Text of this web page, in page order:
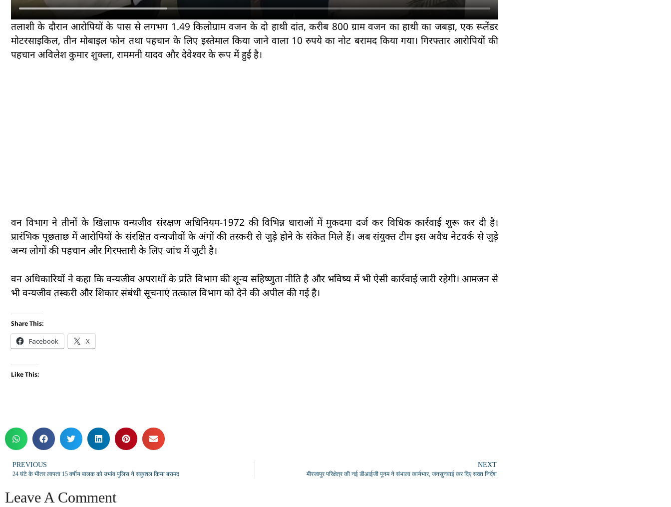
तलाशी के दौरान आरोपियों के पास से लगभग 1.49 किलोग्राम वजन के दो हाथी दांत, करीब 800 ग्राम वजन का हाथी का जबड़ा, एक स्प्लेंडर
मोटरसाइकिल, तीन मोबाइल फोन तथा पहचान के लिए इस्तेमाल किया जाने वाला 10 रुपये का नोट बरामद किया गया। गिरफ्तार आरोपियों की
पहचान अविलेश कुमार शुक्ला, राममनी यादव और देवेश्वर के रूप में हुई है।
वन विभाग ने तीनों के खिलाफ वन्यजीव संरक्षण अधिनियम-1972 की विभिन्न धाराओं में मुकदमा दर्ज कर विधिक कार्रवाई शुरू कर दी है।
प्रारंभिक पूछताछ में आरोपियों के संरक्षित वन्यजीवों के अंगों की तस्करी से जुड़े होने के संकेत मिले हैं। अब संयुक्त टीम इस अवैध नेटवर्क से जुड़े
अन्य लोगों की पहचान और गिरफ्तारी के लिए जांच में जुटी है।
वन अधिकारियों ने कहा कि वन्यजीव अपराधों के प्रति विभाग की शून्य सहिष्णुता नीति है और भविष्य में भी ऐसी कार्रवाई जारी रहेगी। आमजन से
भी वन्यजीव तस्करी और शिकार संबंधी सूचनाएं तत्काल विभाग को देने की अपील की गई है।
Share This:
Facebook X
Like This:
PREVIOUS
24 घंटे के भीतर लापता 15 वर्षीय बालक को उभांव पुलिस ने सकुशल किया बरामद
NEXT
मीरजापुर परिक्षेत्र की नई डीआईजी पूनम ने संभाला कार्यभार, जनसुनवाई कर दिए सख्त निर्देश
Leave A Comment